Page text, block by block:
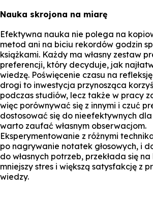
Nauka skrojona na miarę
Efektywna nauka nie polega na
metod ani na biciu rekordów godzin
książkami. Każdy ma własny zestaw
preferencji, który decyduje, jak
wiedzę. Poświęcenie czasu na
drogi to inwestycja przynosząca
podczas studiów, lecz także w pracy
więc porównywać się z innymi i czuć
dostosować się do nieefektywnych
warto zaufać własnym obserwacjom.
Eksperymentowanie z różnymi
po nagrywanie notatek głosowych, i
do własnych potrzeb, przekłada się
mniejszy stres i większą satysfakcję z
wiedzy.